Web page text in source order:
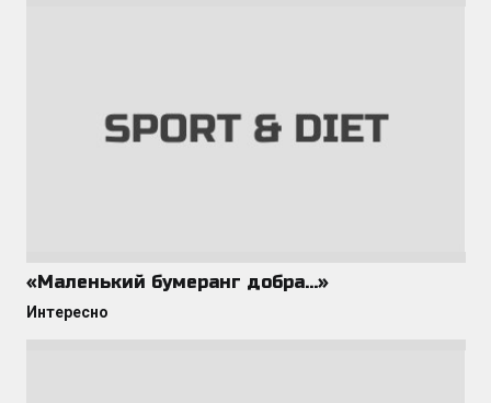
«Маленький бумеранг добра…»
Интересно